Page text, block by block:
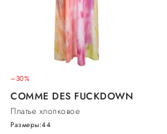
–30%
COMME DES FUCKDOWN
Платье хлопковое
Размеры:44